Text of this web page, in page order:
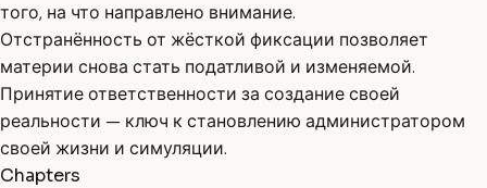
того, на что направлено внимание.
Отстранённость от жёсткой фиксации позволяет
материи снова стать податливой и изменяемой.
Принятие ответственности за создание своей
реальности — ключ к становлению администратором
своей жизни и симуляции.
Chapters